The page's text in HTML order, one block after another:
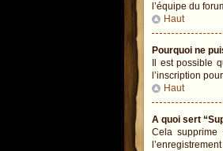
l’équipe du
Haut
Pourquoi ne
Il est possible
l’inscription
Haut
A quoi sert
Cela supprime